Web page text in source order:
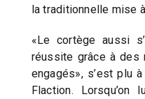
la traditionnelle mise
«Le cortège aussi
réussite grâce à des
engagés», s’est plu
Flaction.